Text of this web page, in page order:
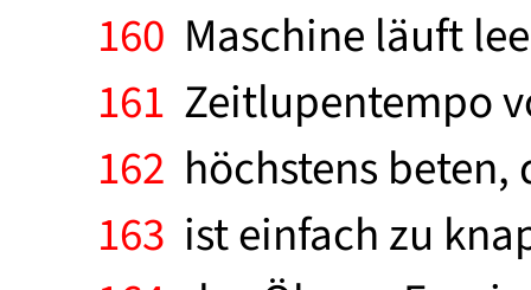
160 Maschine läuft
161 Zeitlupentempo
162 höchstens
163 ist einfach zu